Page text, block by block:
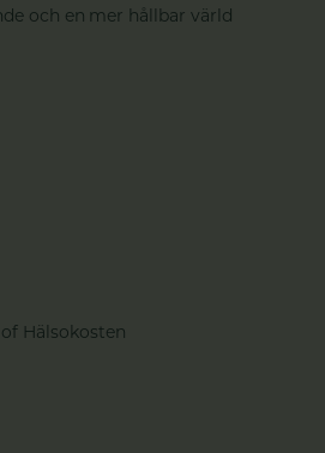
och en mer hållbar värld
Hälsokosten